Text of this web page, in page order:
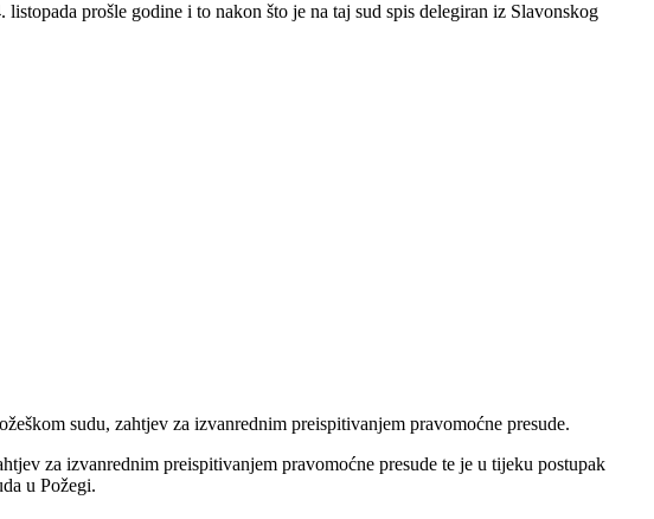
prošle godine i to nakon što je na taj sud spis delegiran iz Slavonskog
sudu, zahtjev za izvanrednim preispitivanjem pravomoćne presude.
za izvanrednim preispitivanjem pravomoćne presude te je u tijeku postupak
u Požegi.